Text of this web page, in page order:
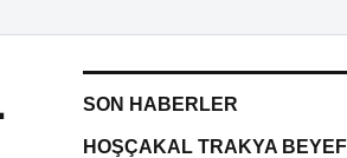
SON HABERLER
HOŞÇAKAL TRAKYA